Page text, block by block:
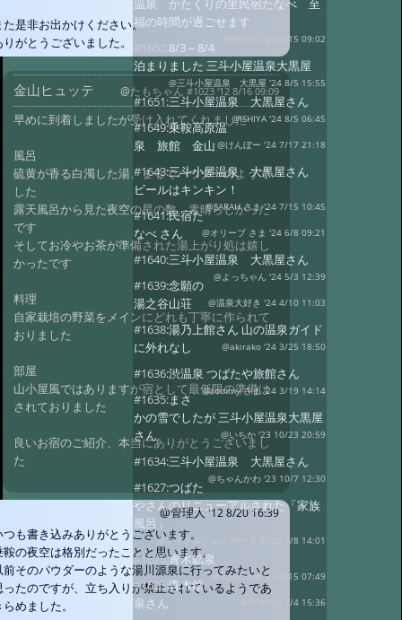
た是非お出かけください。
りがとうございました。
金山ヒュッテ @たもちゃん#1023 '12 8/16 09:09
早めに到着しましたが受け入れてくれました
風呂
硫黄が香る白濁した湯、まるでパウダーのようで
した
露天風呂から見た夜空の星の数、素晴らしかった
です
そしてお冷やお茶が準備された湯上がり処は嬉し
かったです
料理
自家栽培の野菜をメインにどれも丁寧に作られて
おりました
部屋
山小屋風ではありますが宿として最低限の準備は
されておりました
良いお宿のご紹介、本当にありがとうございまし
た
@管理人'12 8/20 16:39
つも書き込みありがとうございます。
鞍の夜空は格別だったことと思います。
前そのパウダーのような湯川源泉に行ってみたいと
ったのですが、立ち入りが禁止されているようであ
めました。
温泉 かたくりの里民宿たなべ 至
福の時間が過ごせます
@VOLVO '24 9/15 09:02
#1652: 8/3～8/4
泊まりました 三斗小屋温泉大黒屋
@三斗小屋温泉 大黒屋 '24 8/5 15:55
#1651:三斗小屋温泉 大黒屋さん
@ISHIYA '24 8/5 06:45
#1649:乗鞍高原温
泉 旅館 金山 @けんぼー '24 7/17 21:18
#1643:三斗小屋温泉 大黒屋さん
ビールはキンキン！
@SARAH さま '24 7/15 10:45
#1641:民宿た
なべ さん
@オリーブ さま '24 6/8 09:21
#1640:三斗小屋温泉 大黒屋さん
@よっちゃん '24 5/3 12:39
#1639:念願の
湯之谷山荘
@温泉大好き '24 4/10 11:03
#1638:湯乃上館さん 山の温泉ガイド
に外れなし
@akirako '24 3/25 18:50
#1636:渋温泉 つばたや旅館さん
@tommy さま '24 3/19 14:14
#1635:まさ
かの雪でしたが 三斗小屋温泉大黒屋
さん
@いちか '23 10/23 20:59
#1634:三斗小屋温泉 大黒屋さん
@ちゃんかわ '23 10/7 12:30
#1627:つばた
やさんのリニューアルされた「家族
風呂」
@マイケルシェンカー さま '23 9/8 14:01
#1626:青木鉱泉
@ezucazue '23 8/15 07:49
#1625:青木鉱
泉さん
@クマ '23 7/4 15:36